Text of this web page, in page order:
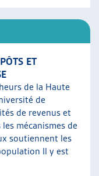
ET
de la Haute
de
de revenus et
mécanismes de
soutiennent les
Il y est